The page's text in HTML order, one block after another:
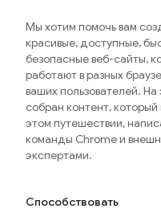
Мы хотим помочь вам
красивые, доступные,
безопасные веб-сайты,
работают в разных
ваших пользователей.
собран контент,
этом путешествии,
команды Chrome и
экспертами.
Способствовать